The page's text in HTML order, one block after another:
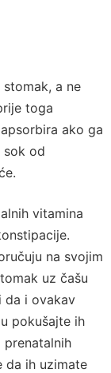
a ne
toga
ako ga
sok od
vitamina
na svojim
uz čašu
da i ovakav
pokušajte ih
prenatalnih
da ih uzimate